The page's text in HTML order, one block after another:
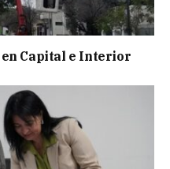
Capital e Interior